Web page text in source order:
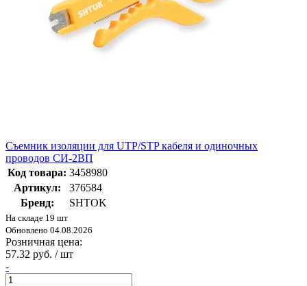
Съемник изоляции для UTP/STP кабеля и одиночных
проводов СИ-2ВП
Код товара: 3458980
Артикул:
376584
Бренд:
SHTOK
На складе 19 шт
Обновлено 04.08.2026
Розничная цена:
57.32 руб. / шт
-